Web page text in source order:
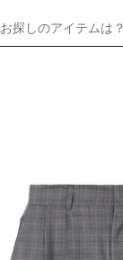
お探しのアイテムは？